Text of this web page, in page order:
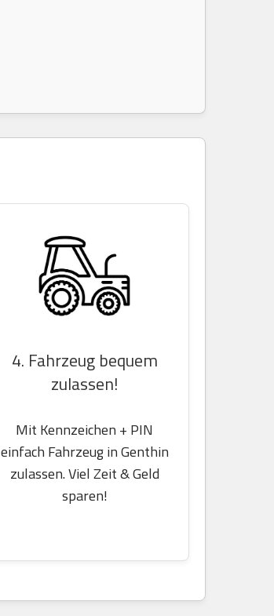
4. Fahrzeug bequem
zulassen!
Mit Kennzeichen + PIN
einfach Fahrzeug in Genthin
zulassen. Viel Zeit & Geld
sparen!